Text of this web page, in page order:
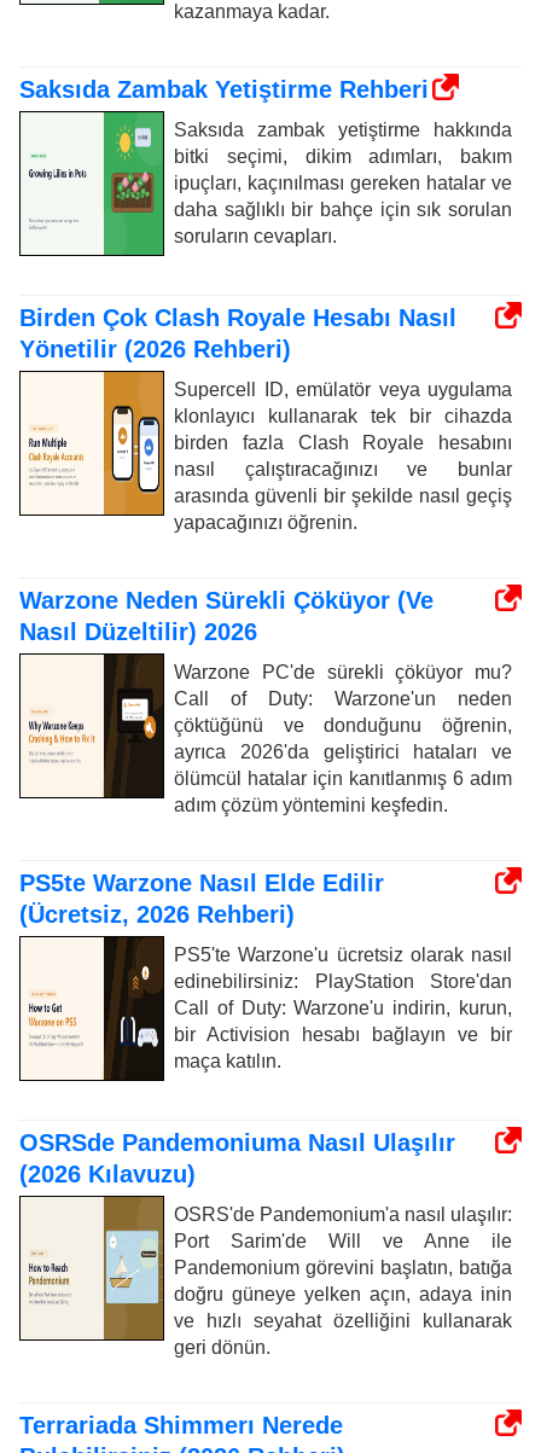
kazanmaya kadar.
Saksıda Zambak Yetiştirme Rehberi
Saksıda zambak yetiştirme hakkında
bitki seçimi, dikim adımları, bakım
ipuçları, kaçınılması gereken hatalar ve
daha sağlıklı bir bahçe için sık sorulan
soruların cevapları.
Birden Çok Clash Royale Hesabı Nasıl
Yönetilir (2026 Rehberi)
Supercell ID, emülatör veya uygulama
klonlayıcı kullanarak tek bir cihazda
birden fazla Clash Royale hesabını
nasıl çalıştıracağınızı ve bunlar
arasında güvenli bir şekilde nasıl geçiş
yapacağınızı öğrenin.
Warzone Neden Sürekli Çöküyor (Ve
Nasıl Düzeltilir) 2026
Warzone PC'de sürekli çöküyor mu?
Call of Duty: Warzone'un neden
çöktüğünü ve donduğunu öğrenin,
ayrıca 2026'da geliştirici hataları ve
ölümcül hatalar için kanıtlanmış 6 adım
adım çözüm yöntemini keşfedin.
PS5te Warzone Nasıl Elde Edilir
(Ücretsiz, 2026 Rehberi)
PS5'te Warzone'u ücretsiz olarak nasıl
edinebilirsiniz: PlayStation Store'dan
Call of Duty: Warzone'u indirin, kurun,
bir Activision hesabı bağlayın ve bir
maça katılın.
OSRSde Pandemoniuma Nasıl Ulaşılır
(2026 Kılavuzu)
OSRS'de Pandemonium'a nasıl ulaşılır:
Port Sarim'de Will ve Anne ile
Pandemonium görevini başlatın, batığa
doğru güneye yelken açın, adaya inin
ve hızlı seyahat özelliğini kullanarak
geri dönün.
Terrariada Shimmerı Nerede